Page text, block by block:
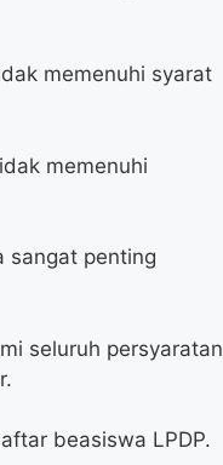
memenuhi syarat
memenuhi
sangat penting
seluruh persyaratan
beasiswa LPDP.